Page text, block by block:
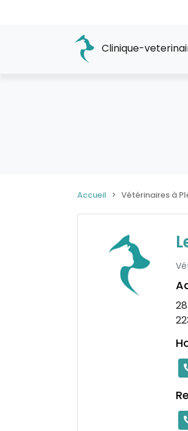
Clinique-
Accueil Vétérinaires à